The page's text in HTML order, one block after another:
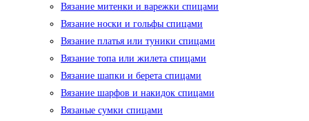
Вязание митенки и варежки спицами
Вязание носки и гольфы спицами
Вязание платья или туники спицами
Вязание топа или жилета спицами
Вязание шапки и берета спицами
Вязание шарфов и накидок спицами
Вязаные сумки спицами